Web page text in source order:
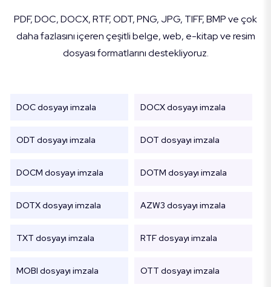
PDF, DOC, DOCX, RTF, ODT, PNG, JPG, TIFF, BMP ve çok
daha fazlasını içeren çeşitli belge, web, e-kitap ve resim
dosyası formatlarını destekliyoruz.
DOC dosyayı imzala DOCX dosyayı imzala
ODT dosyayı imzala DOT dosyayı imzala
DOCM dosyayı imzala DOTM dosyayı imzala
DOTX dosyayı imzala AZW3 dosyayı imzala
TXT dosyayı imzala RTF dosyayı imzala
MOBI dosyayı imzala OTT dosyayı imzala